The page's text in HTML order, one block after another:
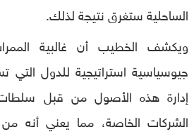
الساحلية ستغرق نتيجة لذلك.
ويكشف الخطيب أن غالبية
جيوسياسية استراتيجية للدول التي
إدارة هذه الأصول من قبل
الشركات الخاصة، مما يعني أنه